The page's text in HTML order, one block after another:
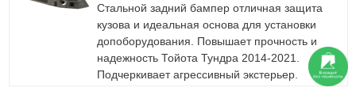
Стальной задний бампер отличная защита
кузова и идеальная основа для установки
допоборудования. Повышает прочность и
надежность Тойота Тундра 2014-2021.
Подчеркивает агрессивный экстерьер.